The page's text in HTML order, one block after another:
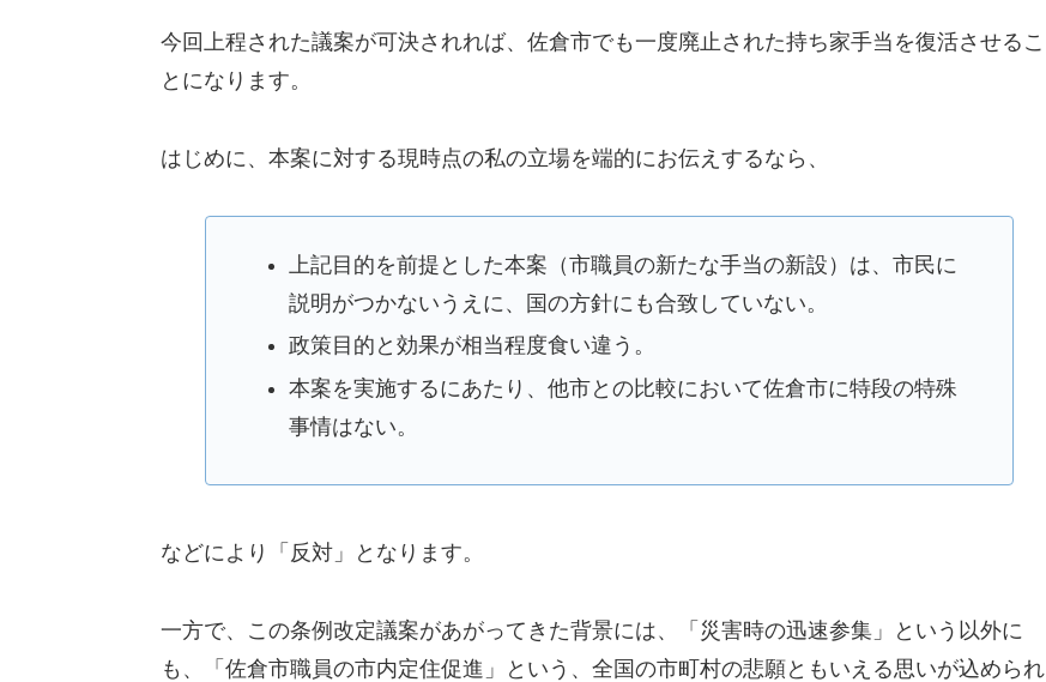
今回上程された議案が可決されれば、佐倉市でも一度廃止された持ち家手当を復活させるこ
とになります。
はじめに、本案に対する現時点の私の立場を端的にお伝えするなら、
上記目的を前提とした本案（市職員の新たな手当の新設）は、市民に
説明がつかないうえに、国の方針にも合致していない。
政策目的と効果が相当程度食い違う。
本案を実施するにあたり、他市との比較において佐倉市に特段の特殊
事情はない。
などにより「反対」となります。
一方で、この条例改定議案があがってきた背景には、「災害時の迅速参集」という以外に
も、「佐倉市職員の市内定住促進」という、全国の市町村の悲願ともいえる思いが込められ